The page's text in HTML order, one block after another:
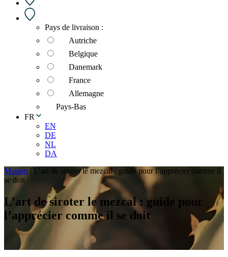
Pays de livraison :
Autriche
Belgique
Danemark
France
Allemagne
Pays-Bas
FR
EN
DE
NL
DA
Maison | L’art de siroter le mezcal : guide pour l’apprécier comme il
se doit
L’art de siroter le mezcal : guide pour
l’apprécier comme il se doit